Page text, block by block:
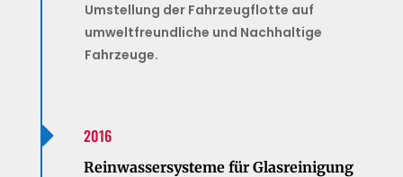
Umstellung der Fahrzeugflotte auf
umweltfreundliche und Nachhaltige
Fahrzeuge.
 2016
Reinwassersysteme für Glasreinigung